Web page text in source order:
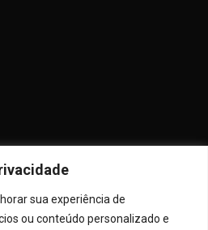
sua experiência de
ou conteúdo personalizado e